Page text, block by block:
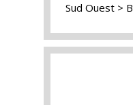
Sud Ouest